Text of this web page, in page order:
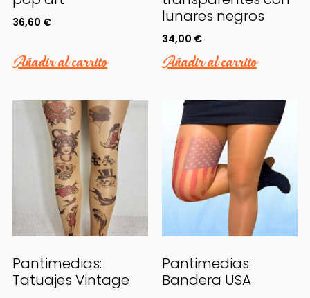
36,60 €
Añadir al carrito
lunares negros
34,00 €
Añadir al carrito
Pantimedias:
Tatuajes Vintage
Pantimedias:
Bandera USA
Necesarias
Estas
cookies no
son
opcionales.
Son
necesarias
web.